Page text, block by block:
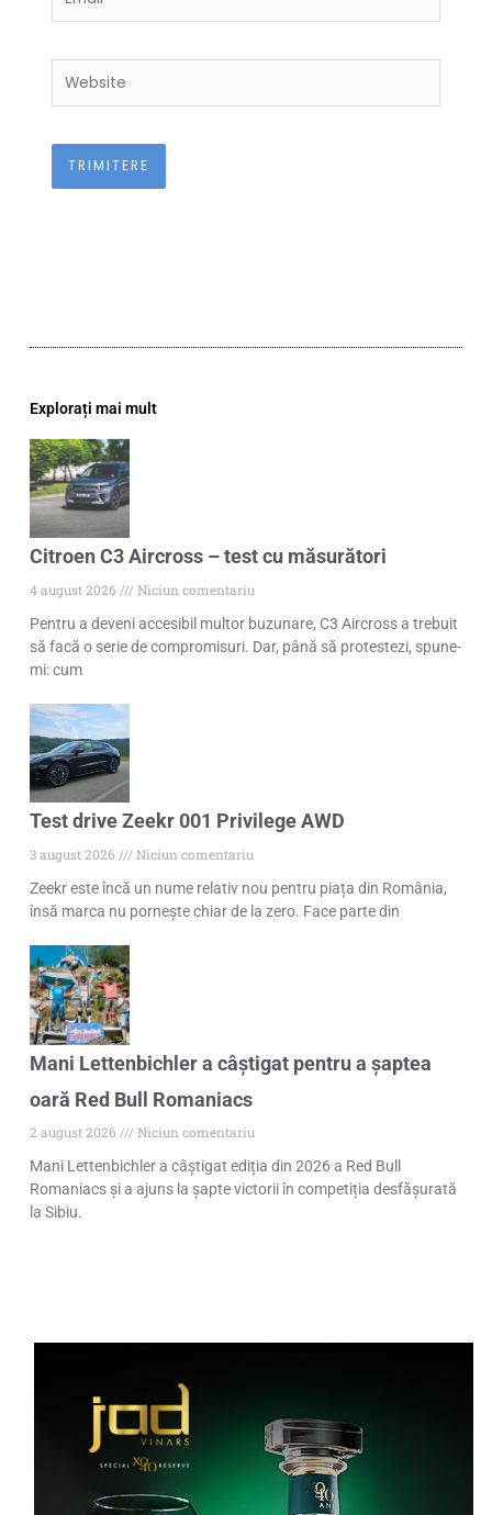
Website
Explorați mai mult
Citroen C3 Aircross – test cu măsurători
4 august 2026
Niciun comentariu
Pentru a deveni accesibil multor buzunare, C3 Aircross a trebuit
să facă o serie de compromisuri. Dar, până să protestezi, spune-
mi: cum
Test drive Zeekr 001 Privilege AWD
3 august 2026
Niciun comentariu
Zeekr este încă un nume relativ nou pentru piața din România,
însă marca nu pornește chiar de la zero. Face parte din
Mani Lettenbichler a câștigat pentru a șaptea
oară Red Bull Romaniacs
2 august 2026
Niciun comentariu
Mani Lettenbichler a câștigat ediția din 2026 a Red Bull
Romaniacs și a ajuns la șapte victorii în competiția desfășurată
la Sibiu.